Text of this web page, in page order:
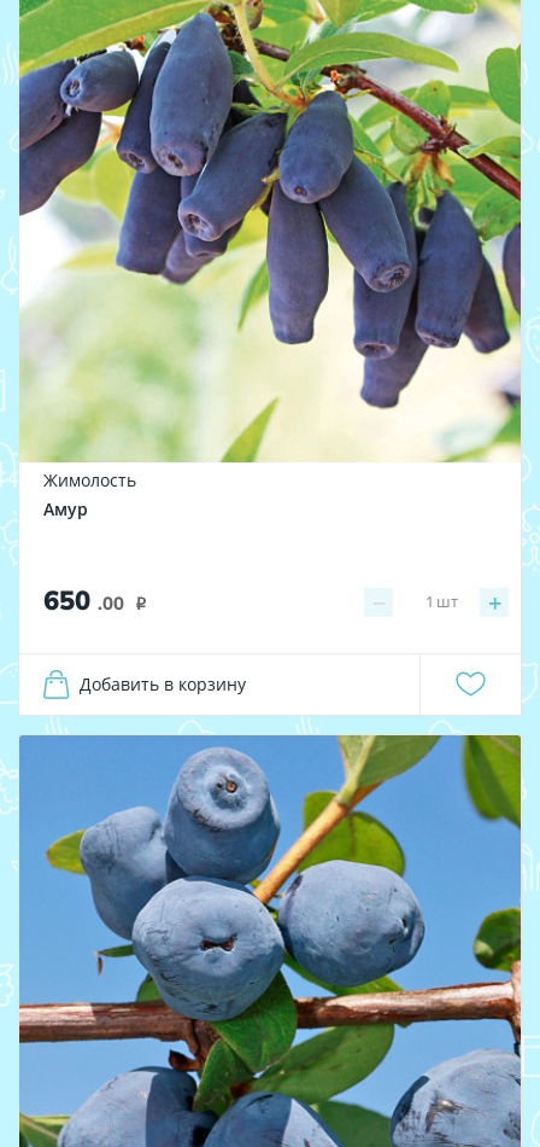
Жимолость
Амур
650 .00 i − +
1 шт
Добавить в корзину